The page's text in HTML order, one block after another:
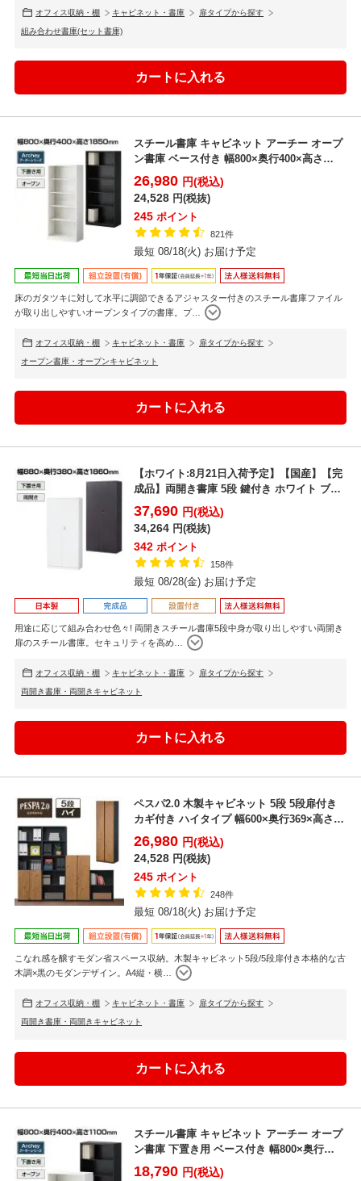
オフィス収納・棚 キャビネット・書庫 扉タイプから探す
組み合わせ書庫(セット書庫)
スチール書庫 キャビネット アーチー オープ
ン書庫 ベース付き 幅800×奥行400×高さ
1850m...
26,980 円(税込)
24,528 円(税抜)
245 ポイント
821件
最短 08/18(火) お届け予定
床のガタツキに対して水平に調節できるアジャスター付きのスチール書庫ファイル
が取り出しやすいオープンタイプの書庫。プ…
オフィス収納・棚 キャビネット・書庫 扉タイプから探す
オープン書庫・オープンキャビネット
【ホワイト:8月21日入荷予定】【国産】【完
成品】両開き書庫 5段 鍵付き ホワイト ブラ
ック 幅8...
37,690 円(税込)
34,264 円(税抜)
342 ポイント
158件
最短 08/28(金) お届け予定
用途に応じて組み合わせ色々! 両開きスチール書庫5段中身が取り出しやすい両開き
扉のスチール書庫。セキュリティを高め…
オフィス収納・棚 キャビネット・書庫 扉タイプから探す
両開き書庫・両開きキャビネット
ペスパ2.0 木製キャビネット 5段 5段扉付き
カギ付き ハイタイプ 幅600×奥行369×高さ
1...
26,980 円(税込)
24,528 円(税抜)
245 ポイント
248件
最短 08/18(火) お届け予定
こなれ感を醸すモダン省スペース収納。木製キャビネット5段/5段扉付き本格的な古
木調×黒のモダンデザイン。A4縦・横…
オフィス収納・棚 キャビネット・書庫 扉タイプから探す
両開き書庫・両開きキャビネット
スチール書庫 キャビネット アーチー オープ
ン書庫 下置き用 ベース付き 幅800×奥行
400×高さ...
18,790 円(税込)